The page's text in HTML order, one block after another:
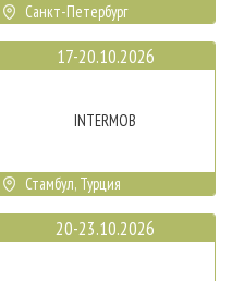
Санкт-Петербург
17-20.10.2026
INTERMOB
Стамбул, Турция
20-23.10.2026